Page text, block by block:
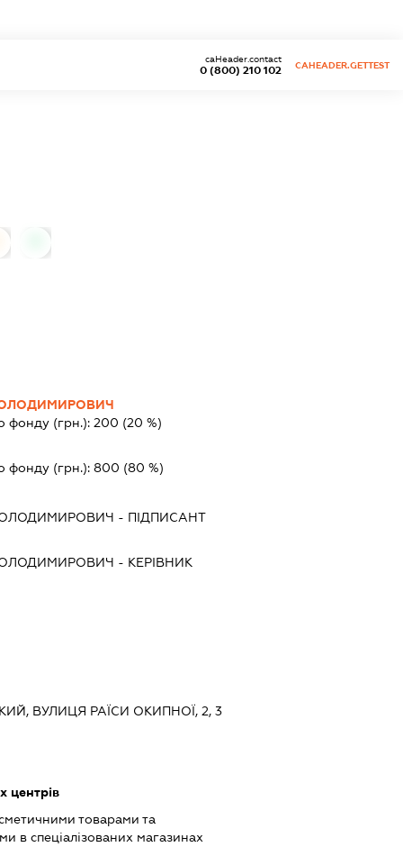
0 (800) 210 102
caHeader.contact
CAHEADER.GETTEST
фонду (грн.): 200 (20 %)
фонду (грн.): 800 (80 %)
- ПІДПИСАНТ
- КЕРІВНИК
ВУЛИЦЯ РАЇСИ ОКИПНОЇ, 2, 3
центрів
товарами та
в спеціалізованих магазинах